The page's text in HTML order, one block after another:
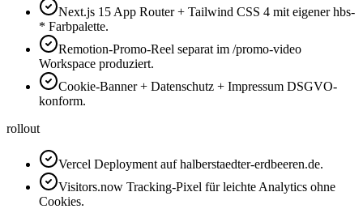
Next.js 15 App Router + Tailwind CSS 4 mit eigener hbs-
* Farbpalette.
Remotion-Promo-Reel separat im /promo-video
Workspace produziert.
Cookie-Banner + Datenschutz + Impressum DSGVO-
konform.
rollout
Vercel Deployment auf halberstaedter-erdbeeren.de.
Visitors.now Tracking-Pixel für leichte Analytics ohne
Cookies.